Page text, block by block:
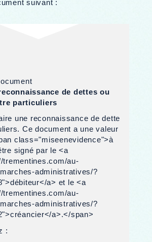
suivant :
de dettes ou
particuliers
une reconnaissance de dette
Ce document a une valeur
class="miseenevidence">à
signé par le <a
trementines.com/au-
administratives/?
a> et le <a
trementines.com/au-
administratives/?
a>.</span>
: